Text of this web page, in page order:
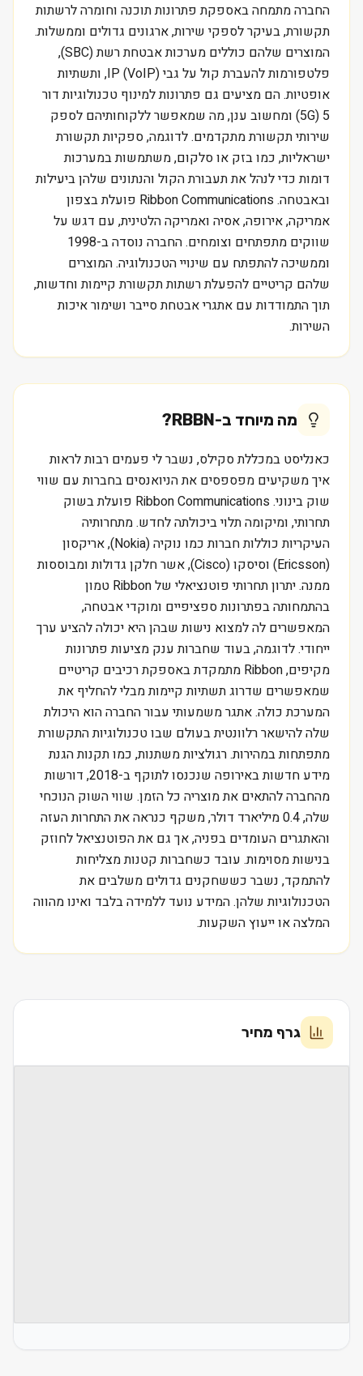
החברה מתמחה באספקת פתרונות תוכנה וחומרה לרשתות
תקשורת, בעיקר לספקי שירות, ארגונים גדולים וממשלות.
המוצרים שלהם כוללים מערכות אבטחת רשת (SBC),
פלטפורמות להעברת קול על גבי IP (VoIP), ותשתיות
אופטיות. הם מציעים גם פתרונות למינוף טכנולוגיות דור
5 (5G) ומחשוב ענן, מה שמאפשר ללקוחותיהם לספק
שירותי תקשורת מתקדמים. לדוגמה, ספקיות תקשורת
ישראליות, כמו בזק או סלקום, משתמשות במערכות
דומות כדי לנהל את תעבורת הקול והנתונים שלהן ביעילות
ובאבטחה. Ribbon Communications פועלת בצפון
אמריקה, אירופה, אסיה ואמריקה הלטינית, עם דגש על
שווקים מתפתחים וצומחים. החברה נוסדה ב-1998
וממשיכה להתפתח עם שינויי הטכנולוגיה. המוצרים
שלהם קריטיים להפעלת רשתות תקשורת קיימות וחדשות,
תוך התמודדות עם אתגרי אבטחת סייבר ושימור איכות
השירות.
מה מיוחד ב-RBBN
?
כאנליסט במכללת סקילס, נשבר לי פעמים רבות לראות
איך משקיעים מפספסים את הניואנסים בחברות עם שווי
שוק בינוני. Ribbon Communications פועלת בשוק
תחרותי, ומיקומה תלוי ביכולתה לחדש. מתחרותיה
העיקריות כוללות חברות כמו נוקיה (Nokia), אריקסון
(Ericsson) וסיסקו (Cisco), אשר חלקן גדולות ומבוססות
ממנה. יתרון תחרותי פוטנציאלי של Ribbon טמון
בהתמחותה בפתרונות ספציפיים ומוקדי אבטחה,
המאפשרים לה למצוא נישות שבהן היא יכולה להציע ערך
ייחודי. לדוגמה, בעוד שחברות ענק מציעות פתרונות
מקיפים, Ribbon מתמקדת באספקת רכיבים קריטיים
שמאפשרים שדרוג תשתיות קיימות מבלי להחליף את
המערכת כולה. אתגר משמעותי עבור החברה הוא היכולת
שלה להישאר רלוונטית בעולם שבו טכנולוגיות התקשורת
מתפתחות במהירות. רגולציות משתנות, כמו תקנות הגנת
מידע חדשות באירופה שנכנסו לתוקף ב-2018, דורשות
מהחברה להתאים את מוצריה כל הזמן. שווי השוק הנוכחי
שלה, 0.4 מיליארד דולר, משקף כנראה את התחרות העזה
והאתגרים העומדים בפניה, אך גם את הפוטנציאל לחוזק
בנישות מסוימות. עובד כשחברות קטנות מצליחות
להתמקד, נשבר כששחקנים גדולים משלבים את
הטכנולוגיות שלהן. המידע נועד ללמידה בלבד ואינו מהווה
המלצה או ייעוץ השקעות.
גרף מחיר